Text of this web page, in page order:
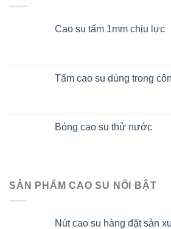
Cao su tấm 1mm chịu lực
Tấm cao su dùng trong
Bóng cao su thử nước
SẢN PHẨM CAO SU NỔI BẬT
Nút cao su hàng đặt sản